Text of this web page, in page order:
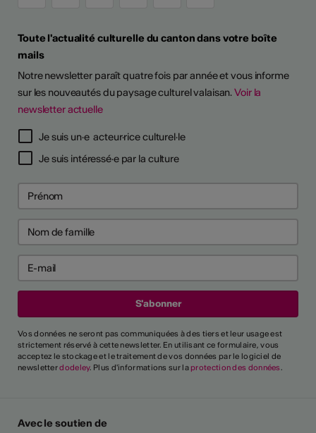
D'ARTISTES
Toute l'actualité culturelle du canton dans votre boîte
mails
Notre newsletter paraît quatre fois par année et vous informe
sur les nouveautés du paysage culturel valaisan.Voir la
newsletter actuelle
Je suis un·e acteur·rice culturel·le
Je suis intéressé·e par la culture
Vos données ne seront pas communiquées à des tiers et leur usage est
strictement réservé à cette newsletter. En utilisant ce formulaire, vous
acceptez le stockage et le traitement de vos données par le logiciel de
newsletterdodeley. Plus d'informations sur la protection des données.
Avec le soutien de